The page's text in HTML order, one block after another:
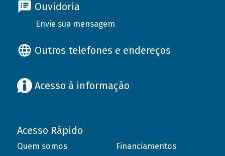
Ouvidoria
Envie sua mensagem
Outros telefones e endereços
Acesso à informação
Acesso Rápido
Quem somos
Financiamentos